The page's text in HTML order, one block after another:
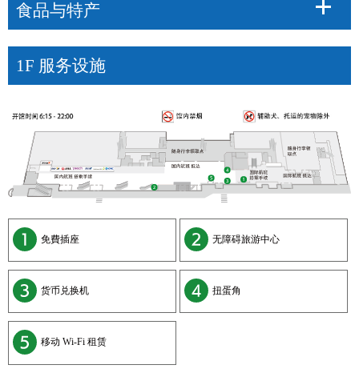
食品与特产
1F 服务设施
免費插座 无障碍旅游中心
货币兑换机 扭蛋角
移动 Wi-Fi 租赁